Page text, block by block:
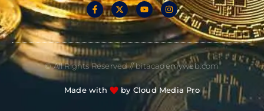
© All Rights Reserved // bitacademyweb.com
Made with by Cloud Media Pro